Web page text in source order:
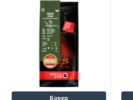
Espresso-rub
Peppermint Mocha
Gingerbread Latte
Cinnamon Latte
Laagjes Koffie
Nagerechten en gebak met
Kopen